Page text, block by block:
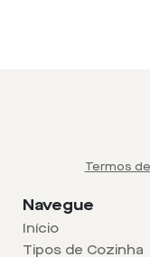
Termos
Navegue
Início
Tipos de Cozinha